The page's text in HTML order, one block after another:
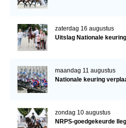
zaterdag 16 augustus
Uitslag Nationale keuring
maandag 11 augustus
Nationale keuring
zondag 10 augustus
NRPS-goedgekeurde